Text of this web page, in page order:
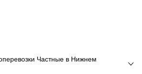
Частные в Нижнем